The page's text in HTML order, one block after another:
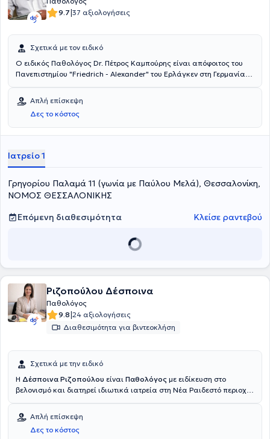
9.7|37 αξιολογήσεις
Σχετικά με τον ειδικό
Ο ειδικός Παθολόγος Dr. Πέτρος Καμπούρης είναι απόφοιτος του
Πανεπιστημίου "Friedrich - Alexander" του Ερλάγκεν στη Γερμανία
Πανεπιστημίου. Εξειδικεύτηκε στην Ειδική Παθολογία στο
Νοσοκομείο "Klinikum Bremen-Ost" στην Βρέμη. Εργάστηκε στο
νοσοκομείο "Deegenberg Klinik" του Bad Kissingen και στο Κέντρο
Αποκατάστασης "Reha Klinik Bad Aibling" στην Βαυαρία. Ο Dr.
Παχυσαρκίας και αναλαμβάνει περιστατικά που άπτονται όλου του
φάσματος της παθολογίας και της διαβητολογίας.
Απλή επίσκεψη
Δες το κόστος
Ιατρείο 1
Γρηγορίου Παλαμά 11 (γωνία με Παύλου Μελά), Θεσσαλονίκη,
ΝΟΜΟΣ ΘΕΣΣΑΛΟΝΙΚΗΣ
Επόμενη διαθεσιμότητα
Κλείσε ραντεβού
Ριζοπούλου Δέσποινα
Παθολόγος
9.8|24 αξιολογήσεις
Διαθεσιμότητα για βιντεοκλήση
Σχετικά με την ειδικό
Η Δέσποινα Ριζοπούλου είναι Παθολόγος με ειδίκευση στο
βελονισμό και διατηρεί ιδιωτικά ιατρεία στη Νέα Ραιδεστό περιοχή
του Πανεπιστημίου Θεσσαλίας τον Ιούλιο του 1997. Μετά την
ολοκλήρωση της υπηρεσίας υπαίθρου, ειδικεύτηκε στην Παθολογία
στην Παθολογική Κλινική του Νοσοκομείου Καστοριάς και στη Β΄
Απλή επίσκεψη
Δες το κόστος